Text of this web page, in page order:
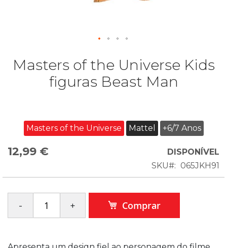
Masters of the Universe Kids
figuras Beast Man
Masters of the Universe Mattel +6/7 Anos
12,99 €
DISPONÍVEL
SKU
065JKH91
Comprar